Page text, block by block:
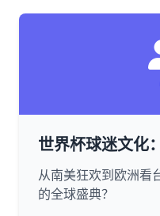
世界杯球迷文化
从南美狂欢到欧洲看
的全球盛典？